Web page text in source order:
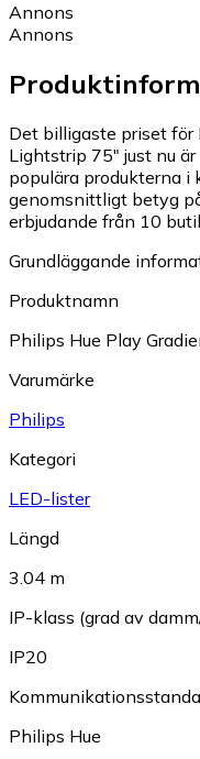
Annons
Annons
Det billigaste priset för
Lightstrip 75" just nu är
populära produkterna i
genomsnittligt betyg
erbjudande från 10
Grundläggande
Produktnamn
Philips Hue Play
Varumärke
Philips
Kategori
LED-lister
Längd
3.04 m
IP-klass (grad av
IP20
Philips Hue